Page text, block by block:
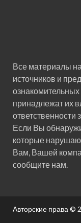
Все материалы
источников и
принадлежат их
ответственности
Если Вы
которые
Вам, Вашей
сообщите нам.
Авторские права ©